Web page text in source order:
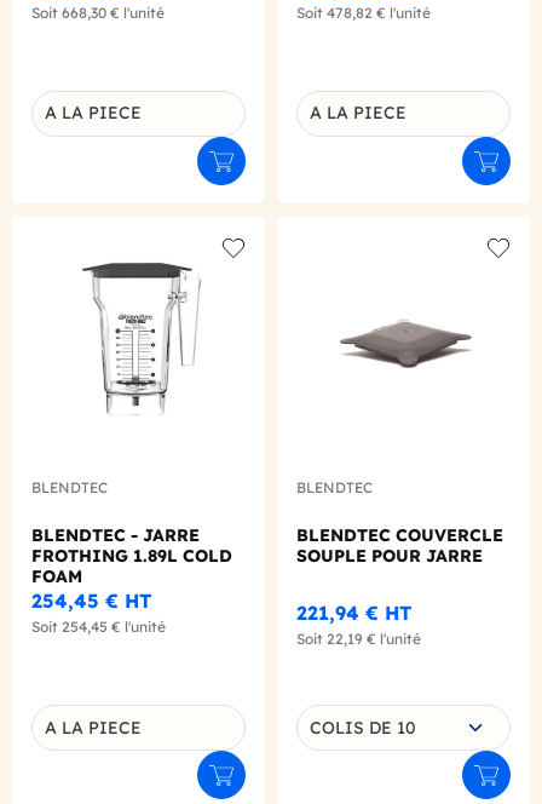
Soit 668,30 € l'unité
Déclinaison du produit
A LA PIECE
Ajouter au panier
Soit 478,82 € l'unité
Déclinaison du produit
A LA PIECE
BLENDTEC
BLENDTEC - JARRE
FROTHING 1.89L COLD
FOAM
254,45 € HT
Soit 254,45 € l'unité
Déclinaison du produit
A LA PIECE
Ajouter au panier
BLENDTEC
BLENDTEC COUVERCLE
SOUPLE POUR JARRE
221,94 € HT
Soit 22,19 € l'unité
Choisissez une déclinaison
COLIS DE 10